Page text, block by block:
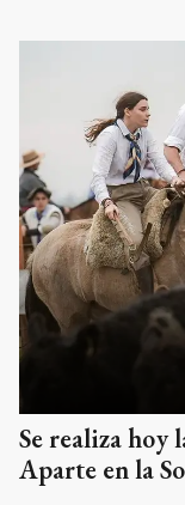
Se realiza hoy
Aparte en la